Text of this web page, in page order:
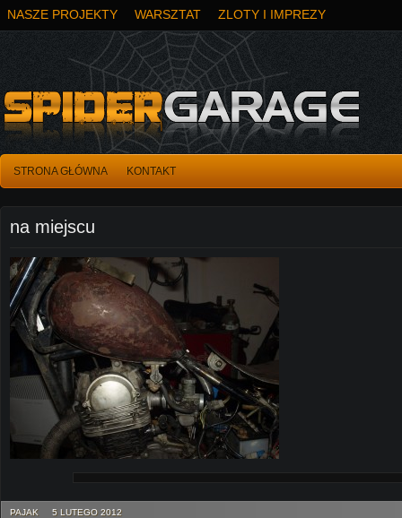
NASZE PROJEKTY WARSZTAT ZLOTY I IMPREZY
STRONA GŁÓWNA KONTAKT
na miejscu
PAJAK 5 LUTEGO 2012